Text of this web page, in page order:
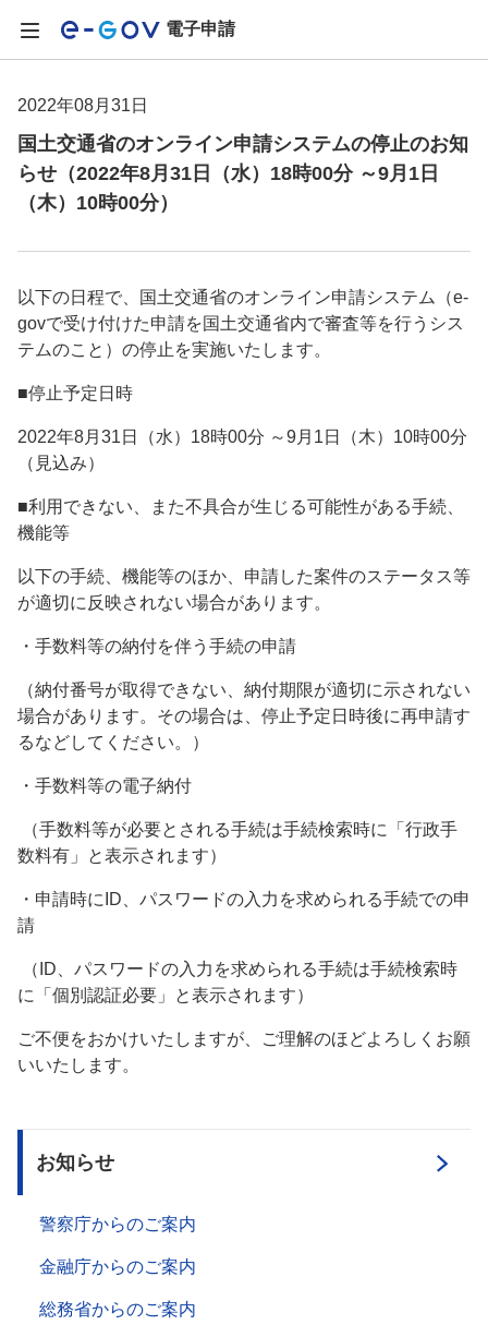
電子申請
2022年08月31日
国土交通省のオンライン申請システムの停止のお知
らせ（2022年8月31日（水）18時00分 ～9月1日
（木）10時00分）
以下の日程で、国土交通省のオンライン申請システム（e-
govで受け付けた申請を国土交通省内で審査等を行うシス
テムのこと）の停止を実施いたします。
■停止予定日時
2022年8月31日（水）18時00分 ～9月1日（木）10時00分
（見込み）
■利用できない、また不具合が生じる可能性がある手続、
機能等
以下の手続、機能等のほか、申請した案件のステータス等
が適切に反映されない場合があります。
・手数料等の納付を伴う手続の申請
（納付番号が取得できない、納付期限が適切に示されない
場合があります。その場合は、停止予定日時後に再申請す
るなどしてください。）
・手数料等の電子納付
（手数料等が必要とされる手続は手続検索時に「行政手
数料有」と表示されます）
・申請時にID、パスワードの入力を求められる手続での申
請
（ID、パスワードの入力を求められる手続は手続検索時
に「個別認証必要」と表示されます）
ご不便をおかけいたしますが、ご理解のほどよろしくお願
いいたします。
お知らせ
警察庁からのご案内
金融庁からのご案内
総務省からのご案内